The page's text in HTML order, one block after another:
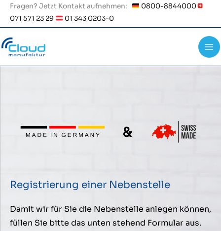
Zum
Inhalt
springen
Fragen? Jetzt Kontakt aufnehmen:
0800-8844000
071 571 23 29
01 343 0203-0
Registrierung einer Nebenstelle
Damit wir für Sie die Nebenstelle anlegen können,
füllen Sie bitte das unten stehend Formular aus.